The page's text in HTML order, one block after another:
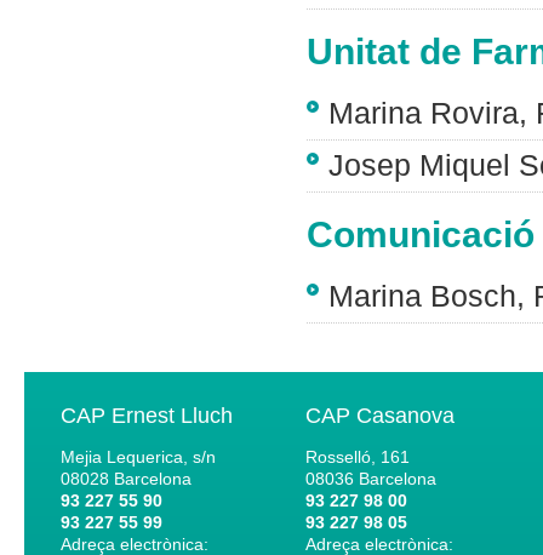
Unitat de
Marina Rovira,
Josep Miquel
Comunicació
Marina Bosch,
CAP Ernest Lluch
Mejia Lequerica, s/n
08028 Barcelona
93 227 55 90
93 227 55 99
Adreça electrònica:
CAP Casanova
Rosselló, 161
08036 Barcelona
93 227 98 00
93 227 98 05
Adreça electrònica: